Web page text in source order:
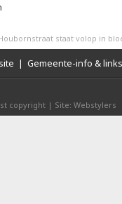
staat volop in
| Gemeente-info & links
copyright | Site: Webstylers